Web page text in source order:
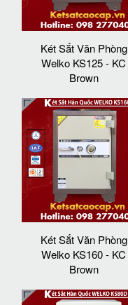
Két Sắt Văn Phòng
Welko KS125 - KC
Brown
Két Sắt Văn Phòng
Welko KS160 - KC
Brown